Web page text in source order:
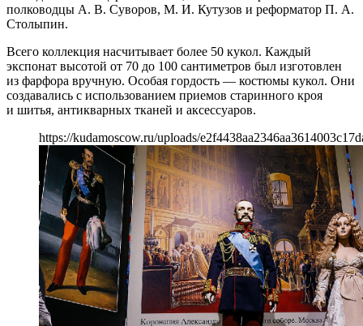
полководцы А. В. Суворов, М. И. Кутузов и реформатор П. А.
Столыпин.
Всего коллекция насчитывает более 50 кукол. Каждый
экспонат высотой от 70 до 100 сантиметров был изготовлен
из фарфора вручную. Особая гордость — костюмы кукол. Они
создавались с использованием приемов старинного кроя
и шитья, антикварных тканей и аксессуаров.
https://kudamoscow.ru/uploads/